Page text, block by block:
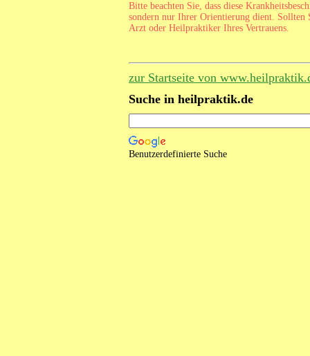
Bitte beachten Sie, dass diese
sondern nur Ihrer Orientierung dient. Sollten
Arzt oder Heilpraktiker Ihres Vertrauens.
zur Startseite von
Suche in heilpraktik.de
Benutzerdefinierte Suche